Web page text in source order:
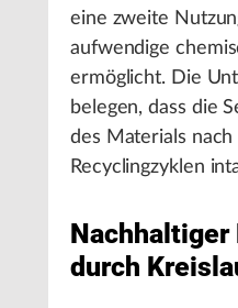
eine zweite
aufwendige
ermöglicht. Die
belegen, dass die
des Materials
Recyclingzyklen
Nachhaltiger
durch